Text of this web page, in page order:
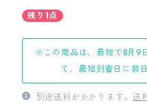
残り1点
※この商品は、最短で8月9
て、最短到着日に数
別途送料がかかります。送